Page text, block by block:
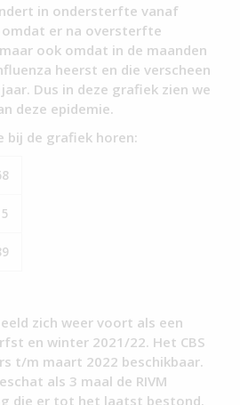
in ondersterfte vanaf
omdat er na oversterfte
ook omdat in de maanden
heerst en die verscheen
Dus in deze grafiek zien we
deze epidemie.
bij de grafiek horen:
zich weer voort als een
en winter 2021/22. Het CBS
t/m maart 2022 beschikbaar.
als 3 maal de RIVM
die er tot het laatst bestond.